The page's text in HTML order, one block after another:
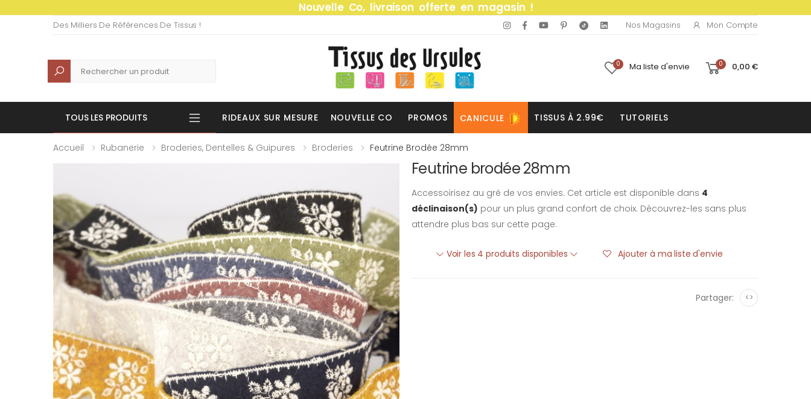
Nouvelle Co, livraison offerte en magasin !
Des Milliers De Références De Tissus ! Nos Magasins Mon Compte
Recherche 0 Ma liste d'envie 0 0,00 €
TOUS LES PRODUITS RIDEAUX SUR MESURE NOUVELLE CO PROMOS CANICULE TISSUS À 2.99€ TUTORIELS
Accueil Rubanerie Broderies, Dentelles & Guipures Broderies Feutrine Brodée 28mm
Feutrine brodée 28mm
Accessoirisez au gré de vos envies. Cet article est disponible dans 4
déclinaison(s) pour un plus grand confort de choix. Découvrez-les sans plus
attendre plus bas sur cette page.
Voir les 4 produits disponibles Ajouter à ma liste d'envie
Partager: <>